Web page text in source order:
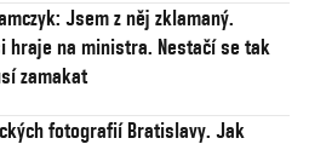
Jsem z něj zklamaný.
hraje na ministra. Nestačí se tak
zamakat
fotografií Bratislavy. Jak